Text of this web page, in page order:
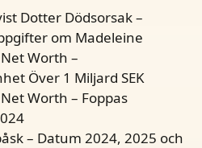
Dotter Dödsorsak –
om Madeleine
Worth –
Över 1 Miljard SEK
Worth – Foppas
– Datum 2024, 2025 och